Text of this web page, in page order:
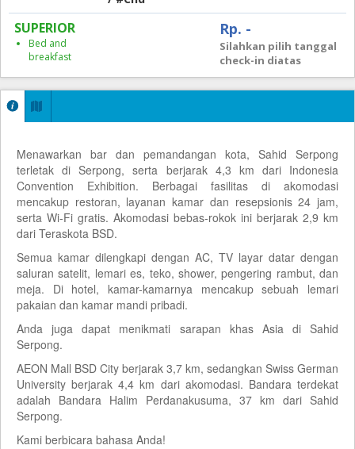
SUPERIOR
Bed and
breakfast
Rp. -
Silahkan pilih tanggal
check-in diatas
Menawarkan bar dan pemandangan kota, Sahid Serpong
terletak di Serpong, serta berjarak 4,3 km dari Indonesia
Convention Exhibition. Berbagai fasilitas di akomodasi
mencakup restoran, layanan kamar dan resepsionis 24 jam,
serta Wi-Fi gratis. Akomodasi bebas-rokok ini berjarak 2,9 km
dari Teraskota BSD.
Semua kamar dilengkapi dengan AC, TV layar datar dengan
saluran satelit, lemari es, teko, shower, pengering rambut, dan
meja. Di hotel, kamar-kamarnya mencakup sebuah lemari
pakaian dan kamar mandi pribadi.
Anda juga dapat menikmati sarapan khas Asia di Sahid
Serpong.
AEON Mall BSD City berjarak 3,7 km, sedangkan Swiss German
University berjarak 4,4 km dari akomodasi. Bandara terdekat
adalah Bandara Halim Perdanakusuma, 37 km dari Sahid
Serpong.
Kami berbicara bahasa Anda!